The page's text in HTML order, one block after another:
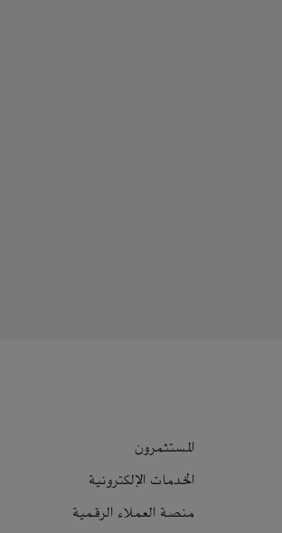
المستثمرون
الخدمات الإلكترونية
منصة العملاء الرقمية